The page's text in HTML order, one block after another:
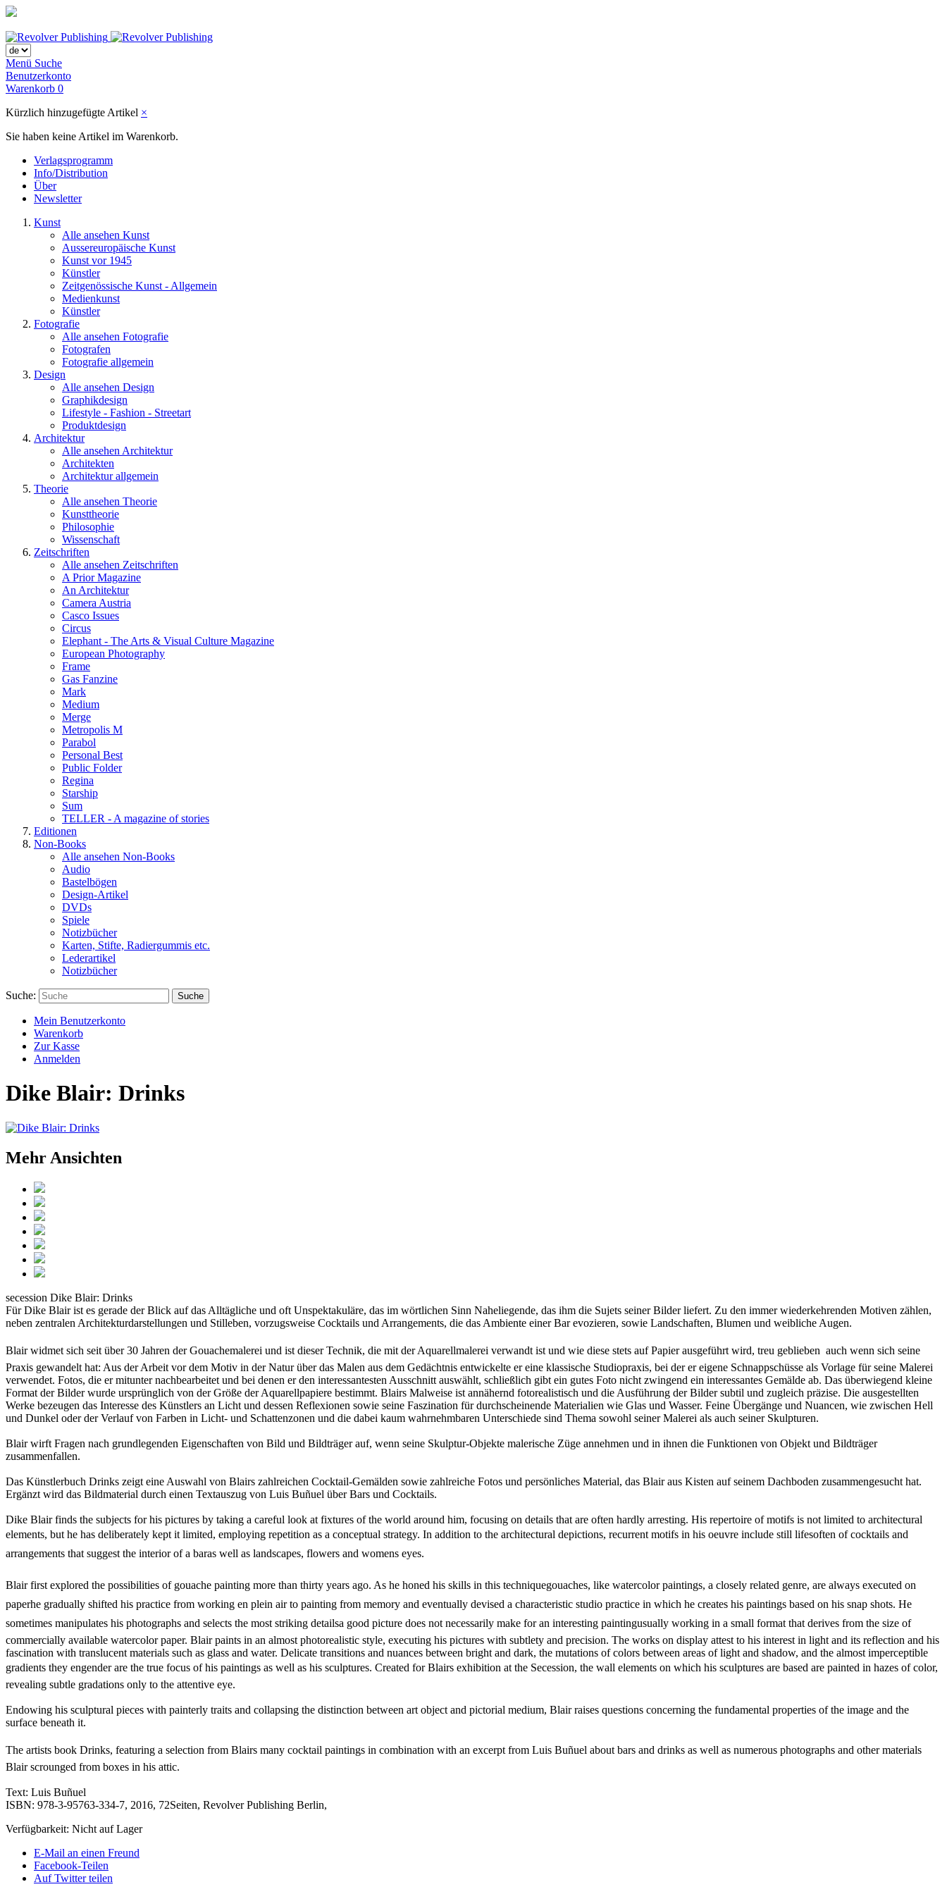
Menü Suche
Benutzerkonto
Warenkorb 0
Kürzlich hinzugefügte Artikel ×
Sie haben keine Artikel im Warenkorb.
Verlagsprogramm
Info/Distribution
Über
Newsletter
Kunst
Alle ansehen Kunst
Aussereuropäische Kunst
Kunst vor 1945
Künstler
Zeitgenössische Kunst - Allgemein
Medienkunst
Künstler
Fotografie
Alle ansehen Fotografie
Fotografen
Fotografie allgemein
Design
Alle ansehen Design
Graphikdesign
Lifestyle - Fashion - Streetart
Produktdesign
Architektur
Alle ansehen Architektur
Architekten
Architektur allgemein
Theorie
Alle ansehen Theorie
Kunsttheorie
Philosophie
Wissenschaft
Zeitschriften
Alle ansehen Zeitschriften
A Prior Magazine
An Architektur
Camera Austria
Casco Issues
Circus
Elephant - The Arts & Visual Culture Magazine
European Photography
Frame
Gas Fanzine
Mark
Medium
Merge
Metropolis M
Parabol
Personal Best
Public Folder
Regina
Starship
Sum
TELLER - A magazine of stories
Editionen
Non-Books
Alle ansehen Non-Books
Audio
Bastelbögen
Design-Artikel
DVDs
Spiele
Notizbücher
Karten, Stifte, Radiergummis etc.
Lederartikel
Notizbücher
Suche: Suche
Mein Benutzerkonto
Warenkorb
Zur Kasse
Anmelden
Dike Blair: Drinks
Mehr Ansichten
secession Dike Blair: Drinks
Für Dike Blair ist es gerade der Blick auf das Alltägliche und oft Unspektakuläre, das im wörtlichen Sinn Naheliegende, das ihm die Sujets seiner Bilder liefert. Zu den immer wiederkehrenden Motiven zählen,
neben zentralen Architekturdarstellungen und Stilleben, vorzugsweise Cocktails und Arrangements, die das Ambiente einer Bar evozieren, sowie Landschaften, Blumen und weibliche Augen.
Blair widmet sich seit über 30 Jahren der Gouachemalerei und ist dieser Technik, die mit der Aquarellmalerei verwandt ist und wie diese stets auf Papier ausgeführt wird, treu geblieben  auch wenn sich seine
Praxis gewandelt hat: Aus der Arbeit vor dem Motiv in der Natur über das Malen aus dem Gedächtnis entwickelte er eine klassische Studiopraxis, bei der er eigene Schnappschüsse als Vorlage für seine Malerei
verwendet. Fotos, die er mitunter nachbearbeitet und bei denen er den interessantesten Ausschnitt auswählt, schließlich gibt ein gutes Foto nicht zwingend ein interessantes Gemälde ab. Das überwiegend kleine
Format der Bilder wurde ursprünglich von der Größe der Aquarellpapiere bestimmt. Blairs Malweise ist annähernd fotorealistisch und die Ausführung der Bilder subtil und zugleich präzise. Die ausgestellten
Werke bezeugen das Interesse des Künstlers an Licht und dessen Reflexionen sowie seine Faszination für durchscheinende Materialien wie Glas und Wasser. Feine Übergänge und Nuancen, wie zwischen Hell
und Dunkel oder der Verlauf von Farben in Licht- und Schattenzonen und die dabei kaum wahrnehmbaren Unterschiede sind Thema sowohl seiner Malerei als auch seiner Skulpturen.
Blair wirft Fragen nach grundlegenden Eigenschaften von Bild und Bildträger auf, wenn seine Skulptur-Objekte malerische Züge annehmen und in ihnen die Funktionen von Objekt und Bildträger
zusammenfallen.
Das Künstlerbuch Drinks zeigt eine Auswahl von Blairs zahlreichen Cocktail-Gemälden sowie zahlreiche Fotos und persönliches Material, das Blair aus Kisten auf seinem Dachboden zusammengesucht hat.
Ergänzt wird das Bildmaterial durch einen Textauszug von Luis Buñuel über Bars und Cocktails.
Dike Blair finds the subjects for his pictures by taking a careful look at fixtures of the world around him, focusing on details that are often hardly arresting. His repertoire of motifs is not limited to architectural
elements, but he has deliberately kept it limited, employing repetition as a conceptual strategy. In addition to the architectural depictions, recurrent motifs in his oeuvre include still lifesoften of cocktails and
arrangements that suggest the interior of a baras well as landscapes, flowers and womens eyes.
Blair first explored the possibilities of gouache painting more than thirty years ago. As he honed his skills in this techniquegouaches, like watercolor paintings, a closely related genre, are always executed on
paperhe gradually shifted his practice from working en plein air to painting from memory and eventually devised a characteristic studio practice in which he creates his paintings based on his snap shots. He
sometimes manipulates his photographs and selects the most striking detailsa good picture does not necessarily make for an interesting paintingusually working in a small format that derives from the size of
commercially available watercolor paper. Blair paints in an almost photorealistic style, executing his pictures with subtlety and precision. The works on display attest to his interest in light and its reflection and his
fascination with translucent materials such as glass and water. Delicate transitions and nuances between bright and dark, the mutations of colors between areas of light and shadow, and the almost imperceptible
gradients they engender are the true focus of his paintings as well as his sculptures. Created for Blairs exhibition at the Secession, the wall elements on which his sculptures are based are painted in hazes of color,
revealing subtle gradations only to the attentive eye.
Endowing his sculptural pieces with painterly traits and collapsing the distinction between art object and pictorial medium, Blair raises questions concerning the fundamental properties of the image and the
surface beneath it.
The artists book Drinks, featuring a selection from Blairs many cocktail paintings in combination with an excerpt from Luis Buñuel about bars and drinks as well as numerous photographs and other materials
Blair scrounged from boxes in his attic.
Text: Luis Buñuel
ISBN: 978-3-95763-334-7, 2016, 72Seiten, Revolver Publishing Berlin,
Verfügbarkeit: Nicht auf Lager
E-Mail an einen Freund
Facebook-Teilen
Auf Twitter teilen